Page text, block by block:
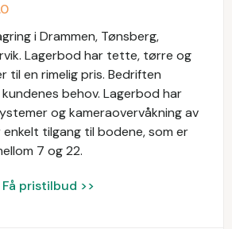
i Drammen, Tønsberg,
Lagerbod har tette, tørre og
til en rimelig pris. Bedriften
behov. Lagerbod har
og kameraovervåkning av
enkelt tilgang til bodene, som er
7 og 22.
Få pristilbud >>